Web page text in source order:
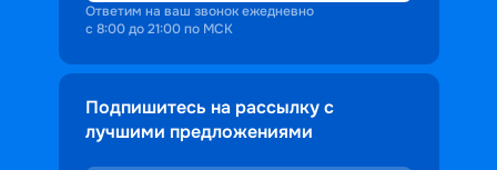
Ответим на ваш звонок ежедневно
с 8:00 до 21:00 по МСК
Подпишитесь на рассылку с
лучшими предложениями